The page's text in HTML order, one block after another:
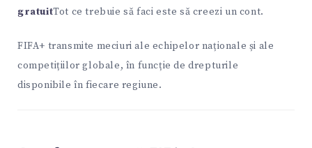
gratuitTot ce trebuie să faci este să creezi un cont.
FIFA+ transmite meciuri ale echipelor naționale și ale
competițiilor globale, în funcție de drepturile
disponibile în fiecare regiune.